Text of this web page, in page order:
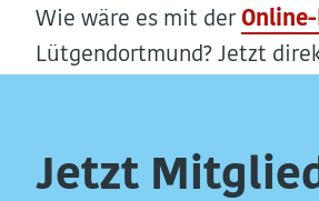
Wie wäre es mit der
Lütgendortmund? Jetzt
Jetzt